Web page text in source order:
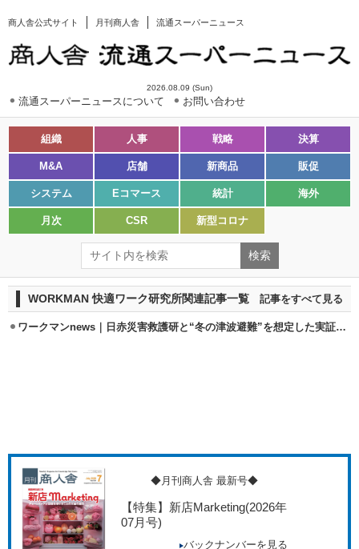
商人舎公式サイト 月刊商人舎 流通スーパーニュース
2026.08.09 (Sun)
流通スーパーニュースについて お問い合わせ
組織 人事 戦略 決算
M&A 店舗 新商品 販促
システム Eコマース 統計 海外
月次 CSR 新型コロナ
WORKMAN 快適ワーク研究所関連記事一覧 記事をすべて見る
ワークマンnews｜日赤災害救護研と“冬の津波避難”を想定した実証実験実施
◆月刊商人舎 最新号◆
【特集】新店Marketing(2026年
07月号)
バックナンバーを見る